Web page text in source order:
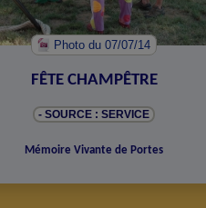
Photodu 07/07/14
FÊTE CHAMPÊTRE
- SOURCE : SERVICE
Mémoire Vivante de Portes